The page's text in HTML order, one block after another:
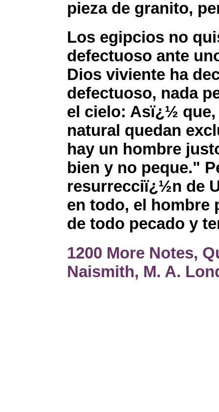
pieza de granito,
Los egipcios no
defectuoso ante
Dios viviente ha
defectuoso, nada
el cielo: Asï¿½
natural quedan
hay un hombre
bien y no peque."
resurrecciï¿½n de
en todo, el hombre
de todo pecado y
1200 More Notes,
Naismith, M. A.